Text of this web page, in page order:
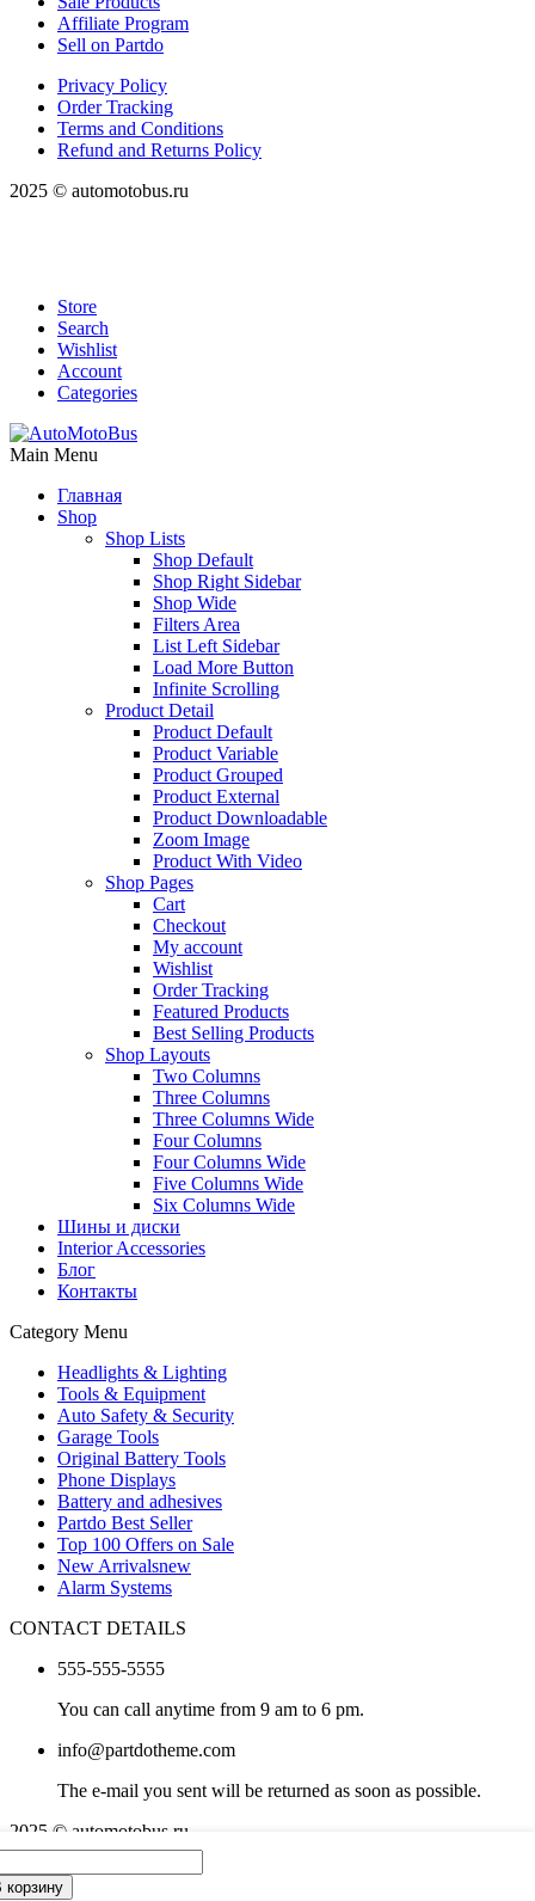
корзину
Affiliate Program
Sell on Partdo
Privacy Policy
Order Tracking
Terms and Conditions
Refund and Returns Policy
2025 © automotobus.ru
Store
Search
Wishlist
Account
Categories
Main Menu
Главная
Shop
Shop Lists
Shop Default
Shop Right Sidebar
Shop Wide
Filters Area
List Left Sidebar
Load More Button
Infinite Scrolling
Product Detail
Product Default
Product Variable
Product Grouped
Product External
Product Downloadable
Zoom Image
Product With Video
Shop Pages
Cart
Checkout
My account
Wishlist
Order Tracking
Featured Products
Best Selling Products
Shop Layouts
Two Columns
Three Columns
Three Columns Wide
Four Columns
Four Columns Wide
Five Columns Wide
Six Columns Wide
Шины и диски
Interior Accessories
Блог
Контакты
Category Menu
Headlights & Lighting
Tools & Equipment
Auto Safety & Security
Garage Tools
Original Battery Tools
Phone Displays
Battery and adhesives
Partdo Best Seller
Top 100 Offers on Sale
New Arrivalsnew
Alarm Systems
CONTACT DETAILS
555-555-5555
You can call anytime from 9 am to 6 pm.
info@partdotheme.com
The e-mail you sent will be returned as soon as possible.
2025 © automotobus.ru
What are you looking for in Partdo?